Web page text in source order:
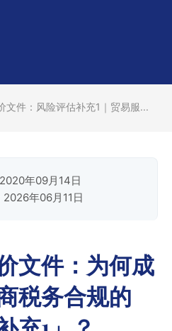
文件：风险评估补充1｜贸易服...
年09月14日
2026年06月11日
文件：为何成
税务合规的